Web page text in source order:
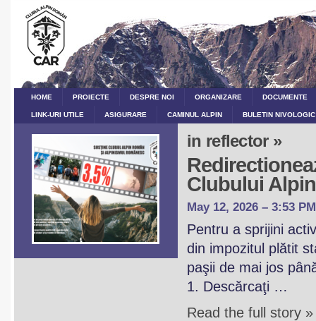
HOME PROIECTE DESPRE NOI ORGANIZARE DOCUMENTE
LINK-URI UTILE ASIGURARE CAMINUL ALPIN BULETIN
in reflector »
Clubului
May 12, 2026 – 3:53 PM
Pentru a sprijini
din impozitul plătit
paşii de mai jos
1. Descărcaţi …
Read the full story »